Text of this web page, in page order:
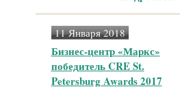
11 Января 2018
Бизнес-центр «Маркс»
победитель CRE St.
Petersburg Awards 2017